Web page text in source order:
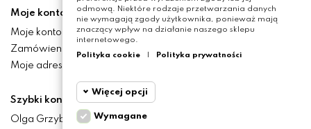
Moje konto
Moje konto
Zamówienia
Moje adresy
Szybki kontakt
Olga Grzyb STILO
odmową. Niektóre rodzaje przetwarzania danych
nie wymagają zgody użytkownika, ponieważ mają
znaczący wpływ na działanie naszego sklepu
internetowego.
Polityka cookie
Polityka prywatności
Więcej opcji
Wymagane